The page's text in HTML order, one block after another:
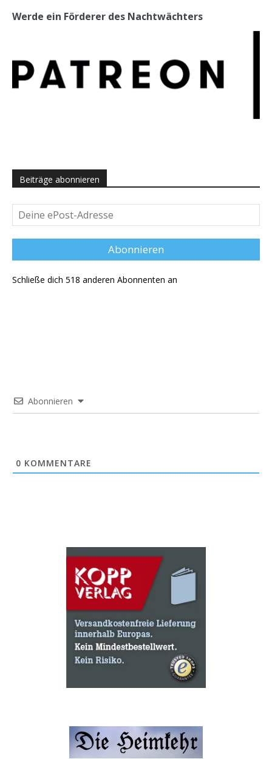
Werde ein Förderer des Nachtwächters
Beiträge abonnieren
Deine
ePost-
Adresse
Abonnieren
Schließe dich 518 anderen Abonnenten an
Abonnieren
0 KOMMENTARE